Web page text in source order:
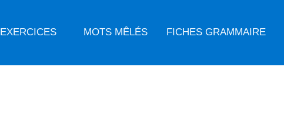
EXERCICES MOTS MÊLÉS FICHES GRAMMAIRE